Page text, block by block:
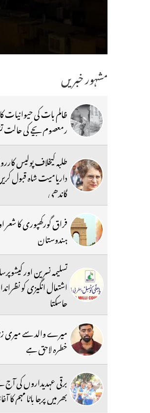
مشہور خبریں
ظالم بات کی حیوانیات
رمعصوم بچے کی
طلبہ کیخلاف پولیس
داریامیت شاہ قبول
گاندھی
فراق گورکھپوری کا شعر
ہندوستان
تسلیمہ نسرین اور
اشتعال انگیزی کو
جاسکتا
میرے والد سے میری
خطرہ لاحق ہے
برقی عہدیداروں کی
بھر میں پرجا باٹا مہم کا